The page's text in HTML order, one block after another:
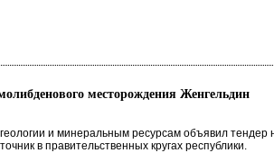
месторождения Женгельдин
и минеральным ресурсам объявил
в правительственных кругах республики.